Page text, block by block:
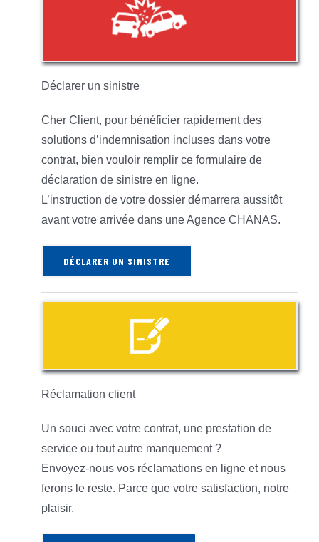
Déclarer un sinistre
Cher Client, pour bénéficier rapidement des
solutions d’indemnisation incluses dans votre
contrat, bien vouloir remplir ce formulaire de
déclaration de sinistre en ligne.
L’instruction de votre dossier démarrera aussitôt
avant votre arrivée dans une Agence CHANAS.
DÉCLARER UN SINISTRE
Réclamation client
Un souci avec votre contrat, une prestation de
service ou tout autre manquement ?
Envoyez-nous vos réclamations en ligne et nous
ferons le reste. Parce que votre satisfaction, notre
plaisir.